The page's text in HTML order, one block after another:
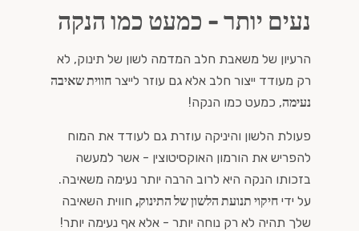
נעים יותר - כמעט כמו הנקה
הרעיון של משאבת חלב המדמה לשון של תינוק, לא
רק מעודד ייצור חלב אלא גם עוזר לייצר חווית שאיבה
נעימה, כמעט כמו הנקה!
פעולת הלשון והיניקה עוזרת גם לעודד את המוח
להפריש את הורמון האוקסיטוצין - אשר למעשה
בזכותו הנקה היא לרוב הרבה יותר נעימה משאיבה.
על ידי חיקוי תנועת הלשון של התינוק, חווית השאיבה
שלך תהיה לא רק נוחה יותר - אלא אף נעימה יותר!